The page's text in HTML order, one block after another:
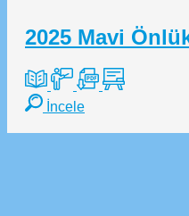
2025 Mavi
İncele